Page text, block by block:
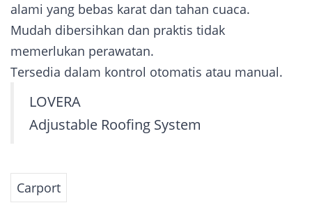
alami yang bebas karat dan tahan cuaca.
Mudah dibersihkan dan praktis tidak
memerlukan perawatan.
Tersedia dalam kontrol otomatis atau manual.
LOVERA
Adjustable Roofing System
Carport